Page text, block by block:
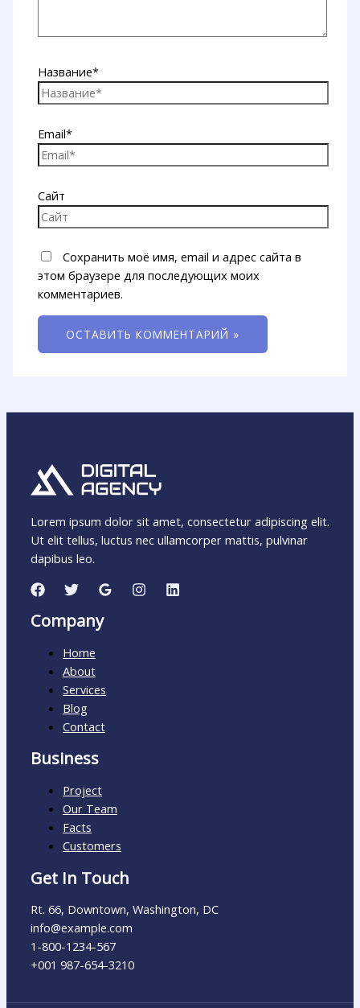
Название*
Email*
Сайт
Сохранить моё имя, email и адрес сайта в
этом браузере для последующих моих
комментариев.
Lorem ipsum dolor sit amet, consectetur adipiscing elit.
Ut elit tellus, luctus nec ullamcorper mattis, pulvinar
dapibus leo.
Company
Home
About
Services
Blog
Contact
Business
Project
Our Team
Facts
Customers
Get In Touch
Rt. 66, Downtown, Washington, DC
info@example.com​
1-800-1234-567
+001 987-654-3210